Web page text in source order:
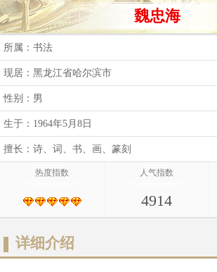
魏忠海
所属：书法
现居：黑龙江省哈尔滨市
性别：男
生于：1964年5月8日
擅长：诗、词、书、画、篆刻
热度指数 人气指数
4914
详细介绍